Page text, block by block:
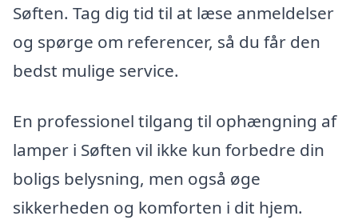
Søften. Tag dig tid til at læse anmeldelser
og spørge om referencer, så du får den
bedst mulige service.
En professionel tilgang til ophængning af
lamper i Søften vil ikke kun forbedre din
boligs belysning, men også øge
sikkerheden og komforten i dit hjem.